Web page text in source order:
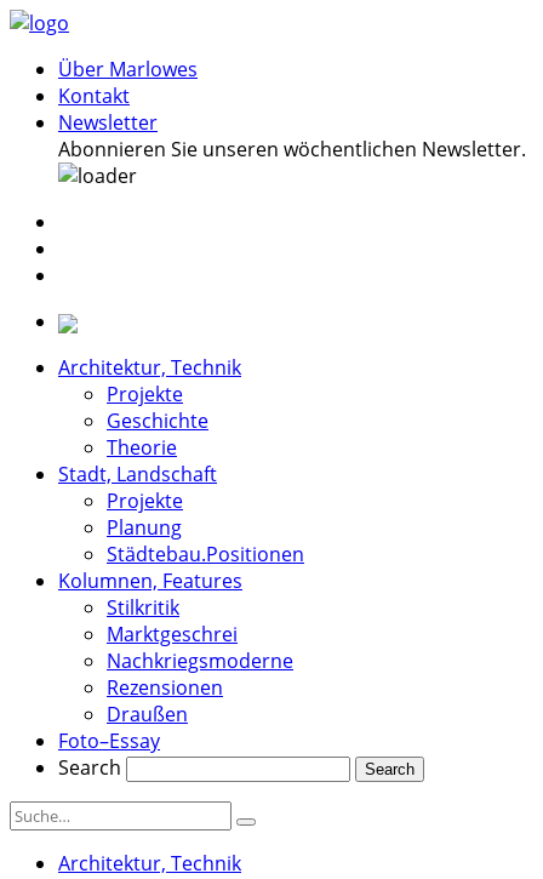
Über Marlowes
Kontakt
Newsletter
Abonnieren Sie unseren wöchentlichen Newsletter.
Architektur, Technik
Projekte
Geschichte
Theorie
Stadt, Landschaft
Projekte
Planung
Städtebau.Positionen
Kolumnen, Features
Stilkritik
Marktgeschrei
Nachkriegsmoderne
Rezensionen
Draußen
Foto–Essay
Search
Architektur, Technik